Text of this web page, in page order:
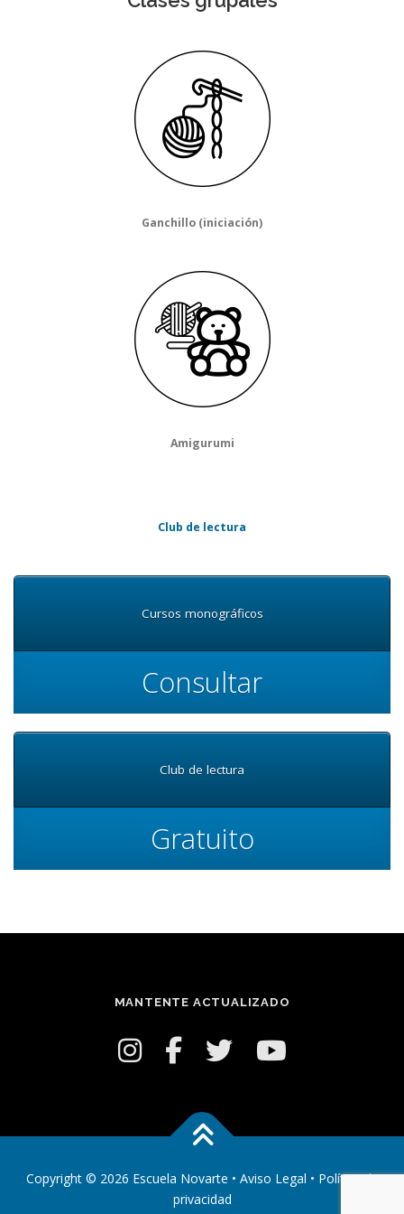
Ganchillo (iniciación)
Amigurumi
Club de lectura
Cursos monográficos
Consultar
Club de lectura
Gratuito
MANTENTE ACTUALIZADO
Copyright © 2026 Escuela Novarte • Aviso Legal • Política de
privacidad